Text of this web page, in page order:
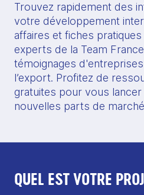
Trouvez rapidement des
votre développement
affaires et fiches
experts de la Team
témoignages
l’export. Profitez de
gratuites pour vous lancer
nouvelles parts de
QUEL EST VOTRE